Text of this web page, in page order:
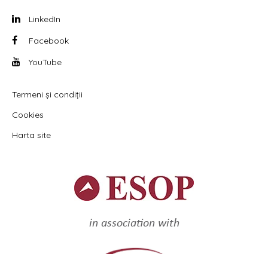
LinkedIn
Facebook
YouTube
Termeni și condiții
Cookies
Harta site
in association with